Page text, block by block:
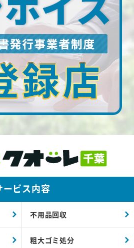
ービス内容
不用品回収
粗大ゴミ処分